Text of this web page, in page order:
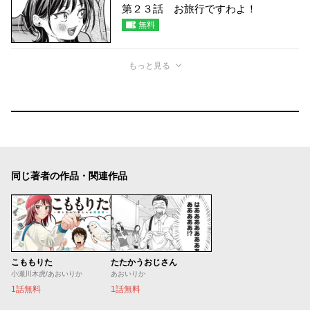
第２３話 お旅行ですわよ！
無料
もっと見る
同じ著者の作品・関連作品
こももりた
小瀬川木虎/あおいりか
1話無料
たたかうおじさん
あおいりか
1話無料